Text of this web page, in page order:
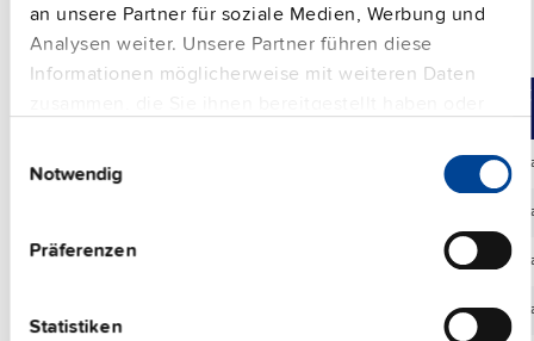
an unsere Partner für soziale Medien, Werbung und
Analysen weiter. Unsere Partner führen diese
Informationen möglicherweise mit weiteren Daten
gesammelt haben.
Impressum
Notwendig
Präferenzen
Statistiken
Wandmontageadapter
ZM1.WALL